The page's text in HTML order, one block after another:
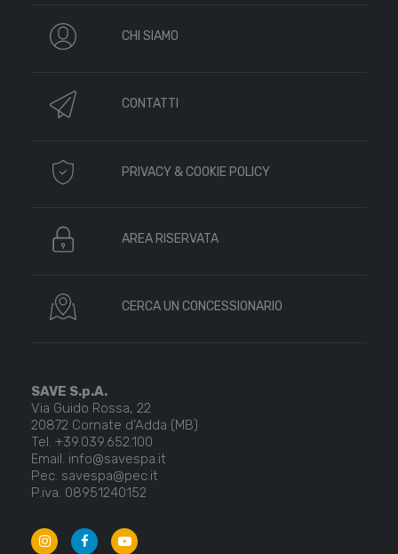
CHI SIAMO
CONTATTI
PRIVACY & COOKIE POLICY
AREA RISERVATA
CERCA UN CONCESSIONARIO
SAVE S.p.A.
Via Guido Rossa, 22
20872 Cornate d’Adda (MB)
Tel. +39.039.652.100
Email. info@savespa.it
Pec. savespa@pec.it
P.iva. 08951240152